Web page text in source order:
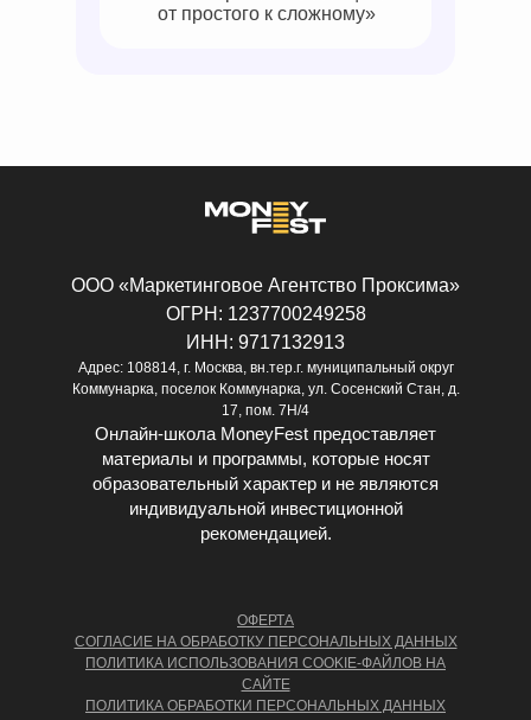
от простого к сложному»‎
ОФЕРТА
СОГЛАСИЕ НА ОБРАБОТКУ ПЕРСОНАЛЬНЫХ ДАННЫХ
ПОЛИТИКА ИСПОЛЬЗОВАНИЯ COOKIE-ФАЙЛОВ НА
САЙТЕ
ПОЛИТИКА ОБРАБОТКИ ПЕРСОНАЛЬНЫХ ДАННЫХ
ООО «Маркетинговое Агентство Проксима»
ОГРН: 1237700249258
ИНН: 9717132913
Адрес: 108814, г. Москва, вн.тер.г. муниципальный округ
Коммунарка, поселок Коммунарка, ул. Сосенский Стан, д.
17, пом. 7Н/4
Онлайн-школа MoneyFest предоставляет
материалы и программы, которые носят
образовательный характер и не являются
индивидуальной инвестиционной
рекомендацией.